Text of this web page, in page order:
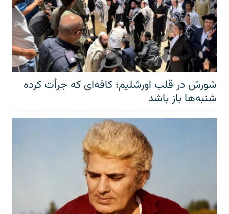
شورش در قلب اورشلیم؛ کافه‌ای که جرأت کرده
شنبه‌ها باز باشد